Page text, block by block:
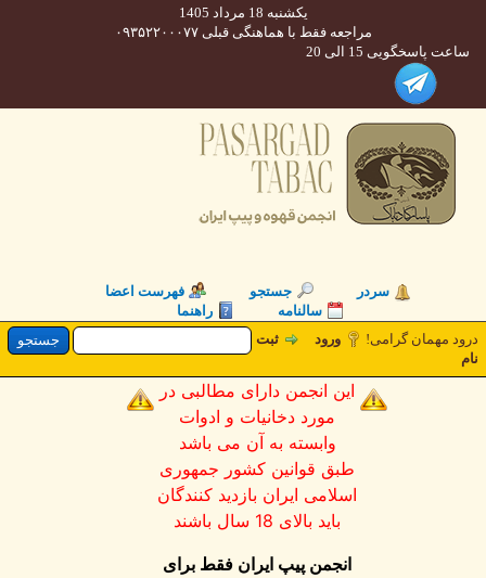
یکشنبه 18 مرداد 1405
مراجعه فقط با هماهنگی قبلی ۰۹۳۵۲۲۰۰۰۷۷
پاسخگویی 15 الی 20
سردر جستجو
فهرست اعضا
سالنامه
راهنما
مهمان گرامی!
ورود ثبت
این انجمن دارای مطالبی در
مورد دخانیات و ادوات
وابسته به آن می باشد
طبق قوانین کشور جمهوری
اسلامی ایران بازدید کنندگان
باید بالای 18 سال باشند
انجمن پیپ ایران فقط برای